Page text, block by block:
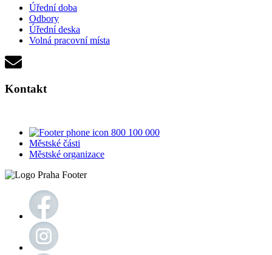
Úřední doba
Odbory
Úřední deska
Volná pracovní místa
Kontakt
800 100 000
Městské části
Městské organizace